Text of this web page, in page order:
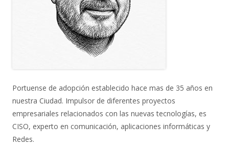
Portuense de adopción establecido hace mas de 35 años en
nuestra Ciudad. Impulsor de diferentes proyectos
empresariales relacionados con las nuevas tecnologías, es
CISO, experto en comunicación, aplicaciones informáticas y
Redes.